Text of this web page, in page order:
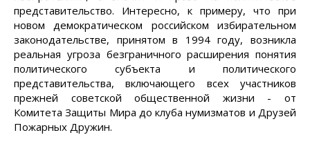
представительство. Интересно, к примеру, что при
новом демократическом российском избирательном
законодательстве, принятом в 1994 году, возникла
реальная угроза безграничного расширения понятия
политического субъекта и политического
представительства, включающего всех участников
прежней советской общественной жизни - от
Комитета Защиты Мира до клуба нумизматов и Друзей
Пожарных Дружин.